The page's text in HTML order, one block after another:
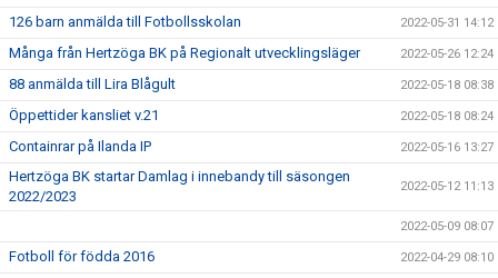
126 barn anmälda till Fotbollsskolan 2022-05-31 14:12
Många från Hertzöga BK på Regionalt utvecklingsläger 2022-05-26 12:24
88 anmälda till Lira Blågult 2022-05-18 08:38
Öppettider kansliet v.21 2022-05-18 08:24
Containrar på Ilanda IP 2022-05-16 13:27
Hertzöga BK startar Damlag i innebandy till säsongen
2022/2023
2022-05-12 11:13
2022-05-09 08:07
Fotboll för födda 2016 2022-04-29 08:10